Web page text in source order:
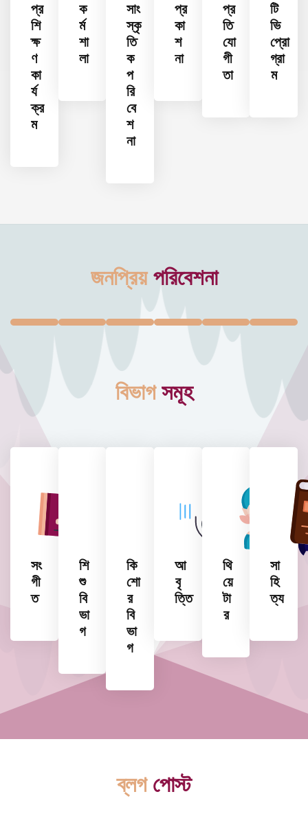
প্র
শি
ক্ষ
ণ
কা
র্য
ক্র
ম
ক
র্ম
শা
লা
সাং
স্কৃ
তি
ক
প
রি
বে
শ
না
প্র
কা
শ
না
প্র
তি
যো
গী
তা
টি
ভি
প্রো
গ্রা
ম
জনপ্রিয় পরিবেশনা
বিভাগ সমূহ
সং
গী
ত
শি
শু
বি
ভা
গ
কি
শো
র
বি
ভা
গ
আ
বৃ
ত্তি
থি
য়ে
টা
র
সা
হি
ত্য
ব্লগ পোস্ট